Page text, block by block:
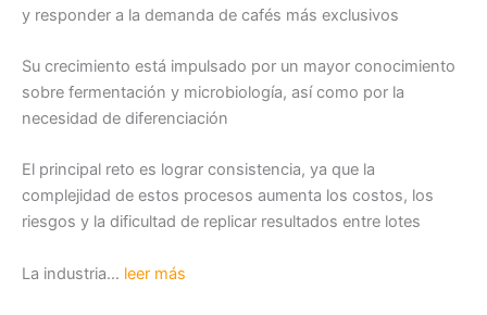
y responder a la demanda de cafés más exclusivos
Su crecimiento está impulsado por un mayor conocimiento
sobre fermentación y microbiología, así como por la
necesidad de diferenciación
El principal reto es lograr consistencia, ya que la
complejidad de estos procesos aumenta los costos, los
riesgos y la dificultad de replicar resultados entre lotes
La industria… leer más